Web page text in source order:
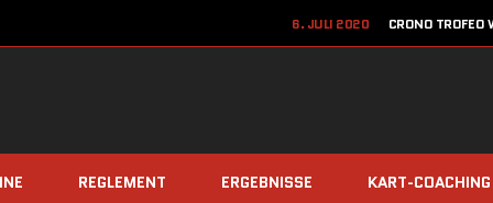
6. JULI 2020
CRONO
8. DEZEMBER 2019
TEAM
REGLEMENT ERGEBNISSE KART-COACHING